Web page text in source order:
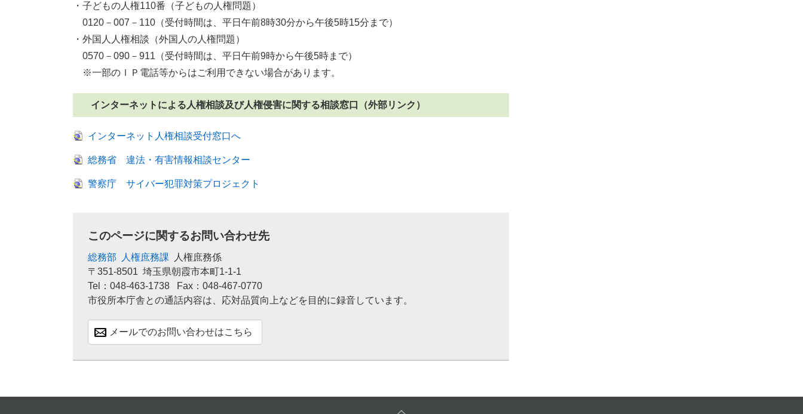
・子どもの人権110番（子どもの人権問題）
0120－007－110（受付時間は、平日午前8時30分から午後5時15分まで）
・外国人人権相談（外国人の人権問題）
0570－090－911（受付時間は、平日午前9時から午後5時まで）
※一部のＩＰ電話等からはご利用できない場合があります。
インターネットによる人権相談及び人権侵害に関する相談窓口（外部リンク）
インターネット人権相談受付窓口へ
総務省 違法・有害情報相談センター
警察庁 サイバー犯罪対策プロジェクト
このページに関するお問い合わせ先
総務部 人権庶務課
人権庶務係
〒351-8501 埼玉県朝霞市本町1-1-1
Tel：048-463-1738
Fax：048-467-0770
市役所本庁舎との通話内容は、応対品質向上などを目的に録音しています。
メールでのお問い合わせはこちら